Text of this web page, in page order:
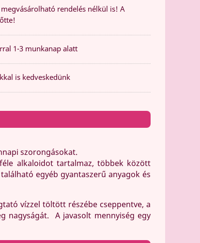
rendelés nélkül is! A
1-3 munkanap alatt
is kedveskedünk
szorongásokat.
alkaloidot tartalmaz, többek között
egyéb gyantaszerű anyagok és
vízzel töltött részébe cseppentve, a
nagyságát. A javasolt mennyiség egy